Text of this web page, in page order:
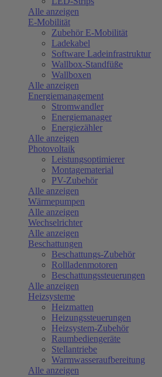
Alle anzeigen
E-Mobilität
Zubehör E-Mobilität
Ladekabel
Software Ladeinfrastruktur
Wallbox-Standfüße
Wallboxen
Alle anzeigen
Energiemanagement
Stromwandler
Energiemanager
Energiezähler
Alle anzeigen
Photovoltaik
Leistungsoptimierer
Montagematerial
PV-Zubehör
Alle anzeigen
Wärmepumpen
Alle anzeigen
Wechselrichter
Alle anzeigen
Beschattungen
Beschattungs-Zubehör
Rollladenmotoren
Beschattungssteuerungen
Alle anzeigen
Heizsysteme
Heizmatten
Heizungssteuerungen
Heizsystem-Zubehör
Raumbediengeräte
Stellantriebe
Warmwasseraufbereitung
Alle anzeigen